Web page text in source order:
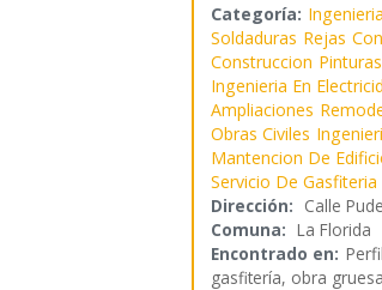
Categoría:
Soldaduras Rejas
Construccion Pinturas
Ingenieria En
Ampliaciones
Obras Civiles
Mantencion De
Servicio De Gasfiteria
Dirección: Calle
Comuna: La Florida
Encontrado en:
gasfitería, obra